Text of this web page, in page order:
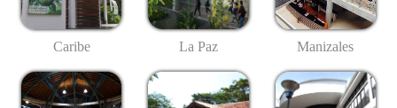
Caribe La Paz Manizales